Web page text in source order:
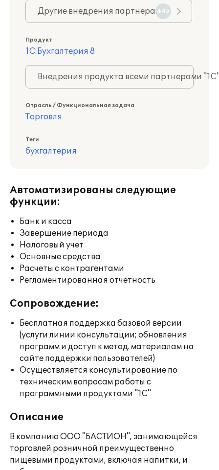
Другие внедрения партнера 445
Продукт
1С:Бухгалтерия 8
Внедрения продукта всеми партнерами
Отрасль / Функциональная задача
Торговля
Теги
бухгалтерия
Автоматизированы следующие
функции:
Банк и касса
Завершение периода
Налоговый учет
Основные средства
Расчеты с контрагентами
Регламентированная отчетность
Сопровождение:
Бесплатная поддержка базовой версии
(услуги линии консультации; обновления
программ и доступ к метод. материалам на
сайте поддержки пользователей)
Осуществляется консультирование по
техническим вопросам работы с
программными продуктами "1С"
Описание
В компанию ООО "БАСТИОН", занимающейся
торговлей розничной преимущественно
пищевыми продуктами, включая напитки, и